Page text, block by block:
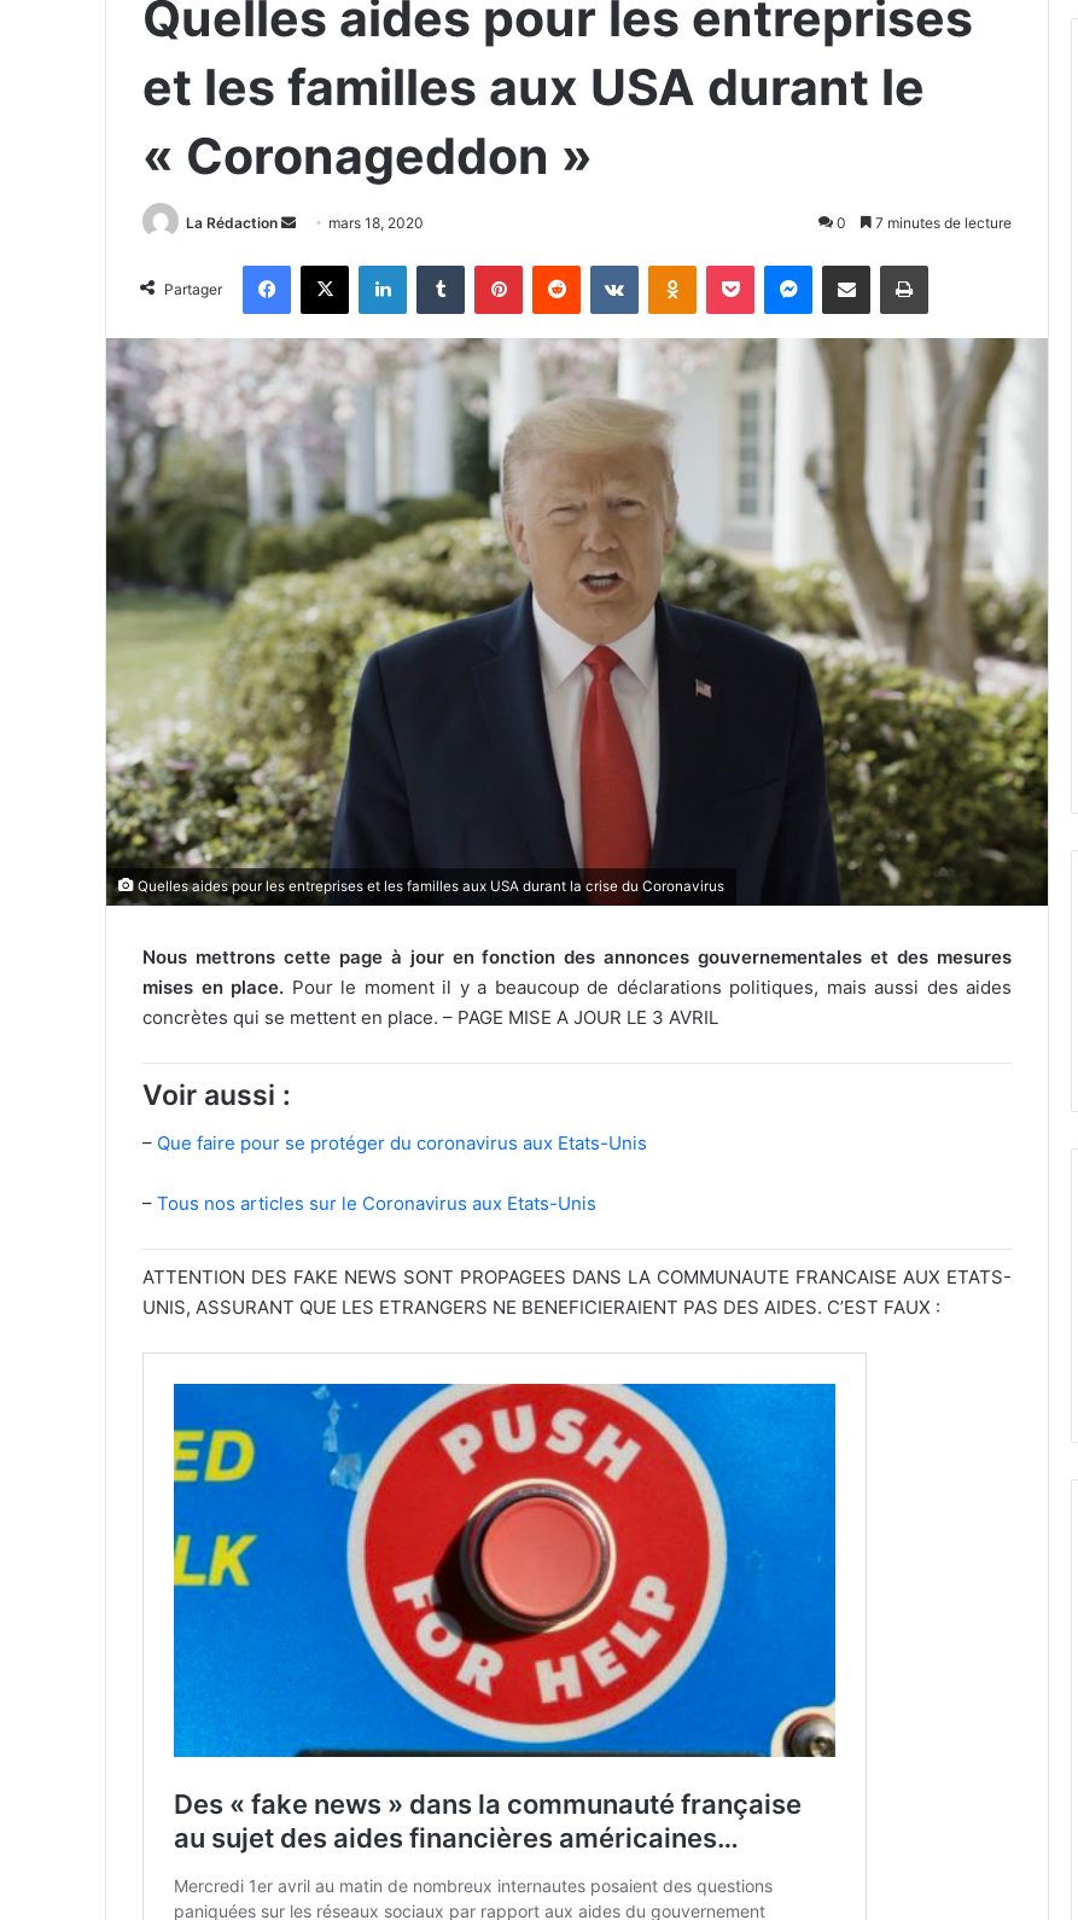
Quelles aides pour les entreprises
et les familles aux USA durant le
« Coronageddon »
La Rédaction
o
y
e
u
r
r
i
e
l
mars 18, 2020 0 7 minutes de lecture
Partager
Quelles aides pour les entreprises et les familles aux USA durant la crise du Coronavirus
Nous mettrons cette page à jour en fonction des annonces gouvernementales et des mesures
mises en place. Pour le moment il y a beaucoup de déclarations politiques, mais aussi des aides
concrètes qui se mettent en place. – PAGE MISE A JOUR LE 3 AVRIL
Voir aussi :
– Que faire pour se protéger du coronavirus aux Etats-Unis
– Tous nos articles sur le Coronavirus aux Etats-Unis
ATTENTION DES FAKE NEWS SONT PROPAGEES DANS LA COMMUNAUTE FRANCAISE AUX ETATS-
UNIS, ASSURANT QUE LES ETRANGERS NE BENEFICIERAIENT PAS DES AIDES. C’EST FAUX :